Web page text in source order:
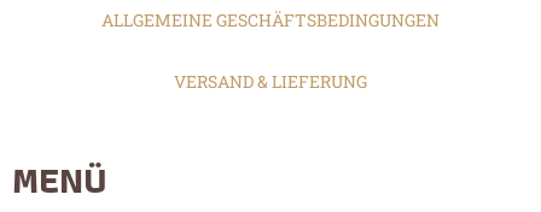
ALLGEMEINE GESCHÄFTSBEDINGUNGEN
VERSAND & LIEFERUNG
MENÜ